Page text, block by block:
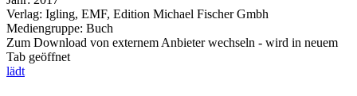
Verlag: Igling, EMF, Edition Michael Fischer Gmbh
Mediengruppe: Buch
Zum Download von externem Anbieter wechseln - wird in neuem
Tab geöffnet
lädt